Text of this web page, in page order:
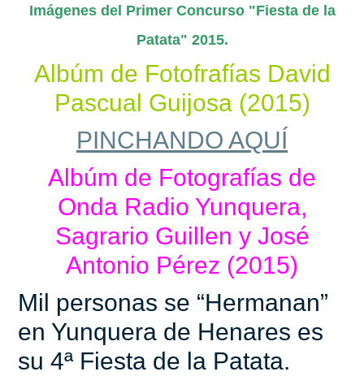
Imágenes del Primer Concurso "Fiesta de la
Patata" 2015.
Albúm de Fotofrafías David
Pascual Guijosa (2015)
PINCHANDO AQUÍ
Albúm de Fotografías de
Onda Radio Yunquera,
Sagrario Guillen y José
Antonio Pérez (2015)
Mil personas se “Hermanan”
en Yunquera de Henares es
su 4ª Fiesta de la Patata.